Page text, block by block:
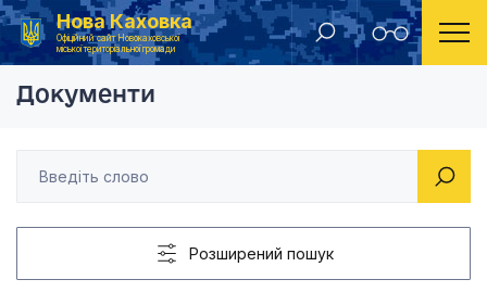
Нова Каховка
Офіційний сайт Новокаховської
міської територіальної громади
Головна Постійна комісія з питань
Документи
Розширений пошук